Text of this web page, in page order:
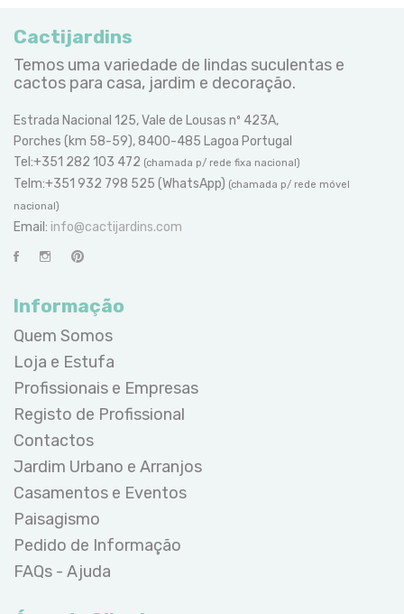
Cactijardins
Temos uma variedade de lindas suculentas e
cactos para casa, jardim e decoração.
Estrada Nacional 125, Vale de Lousas nº 423A,
Porches (km 58-59), 8400-485 Lagoa Portugal
Tel:+351 282 103 472 (chamada p/ rede fixa nacional)
Telm:+351 932 798 525 (WhatsApp) (chamada p/ rede móvel
nacional)
Email: info@cactijardins.com
Informação
Quem Somos
Loja e Estufa
Profissionais e Empresas
Registo de Profissional
Contactos
Jardim Urbano e Arranjos
Casamentos e Eventos
Paisagismo
Pedido de Informação
FAQs - Ajuda